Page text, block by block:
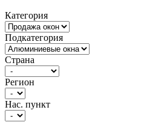
Категория
Подкатегория
Страна
Регион
Нас. пункт